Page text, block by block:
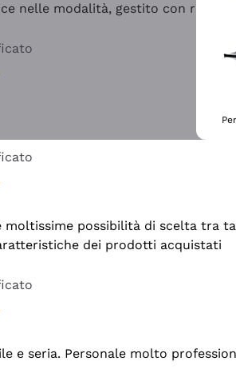
nelle modalità, gestito con
possibilità di scelta tra
dei prodotti acquistati
e seria. Personale molto